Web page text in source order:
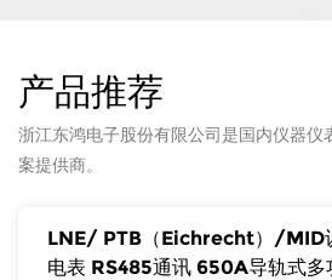
产品推荐
浙江东鸿电子股份有限公司是国内仪器仪
案提供商。
LNE/ PTB（Eichrecht）/MID
电表 RS485通讯 650A导轨式多